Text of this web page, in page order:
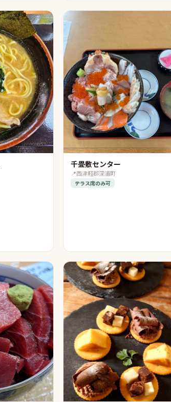
千畳敷センター
📍西津軽郡深浦町
テラス席のみ可